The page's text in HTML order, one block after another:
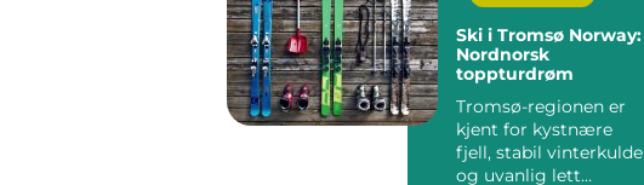
Ski i Tromsø Norway:
Nordnorsk
toppturdrøm
Tromsø-regionen er
kjent for kystnære
fjell, stabil vinterkulde
og uvanlig lett